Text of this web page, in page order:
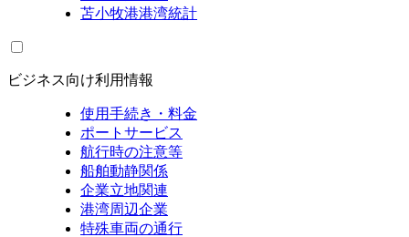
苫小牧港港湾統計
ビジネス向け利用情報
使用手続き・料金
ポートサービス
航行時の注意等
船舶動静関係
企業立地関連
港湾周辺企業
特殊車両の通行